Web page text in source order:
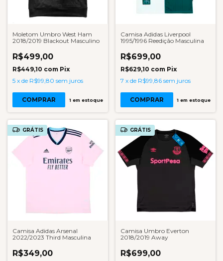
Moletom Umbro West Ham
2018/2019 Blackout Masculino
R$499,00
R$449,10 com Pix
5 x de R$99,80 sem juros
COMPRAR 1em estoque
Camisa Adidas Liverpool
1995/1996 Reedição Masculina
R$699,00
R$629,10 com Pix
7 x de R$99,86 sem juros
COMPRAR 1 em estoque
GRÁTIS
Camisa Adidas Arsenal
2022/2023 Third Masculina
R$349,00
GRÁTIS
Camisa Umbro Everton
2018/2019 Away
R$699,00